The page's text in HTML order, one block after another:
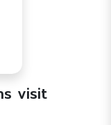
visit